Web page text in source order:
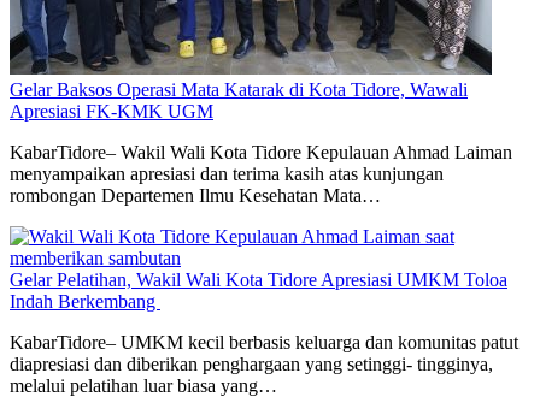
Gelar Baksos Operasi Mata Katarak di Kota Tidore, Wawali
Apresiasi FK-KMK UGM
KabarTidore– Wakil Wali Kota Tidore Kepulauan Ahmad Laiman
menyampaikan apresiasi dan terima kasih atas kunjungan
rombongan Departemen Ilmu Kesehatan Mata…
Gelar Pelatihan, Wakil Wali Kota Tidore Apresiasi UMKM Toloa
Indah Berkembang
KabarTidore– UMKM kecil berbasis keluarga dan komunitas patut
diapresiasi dan diberikan penghargaan yang setinggi- tingginya,
melalui pelatihan luar biasa yang…